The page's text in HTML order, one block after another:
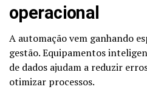
operacional
A automação vem ganhando
gestão. Equipamentos
de dados ajudam a reduzir
otimizar processos.